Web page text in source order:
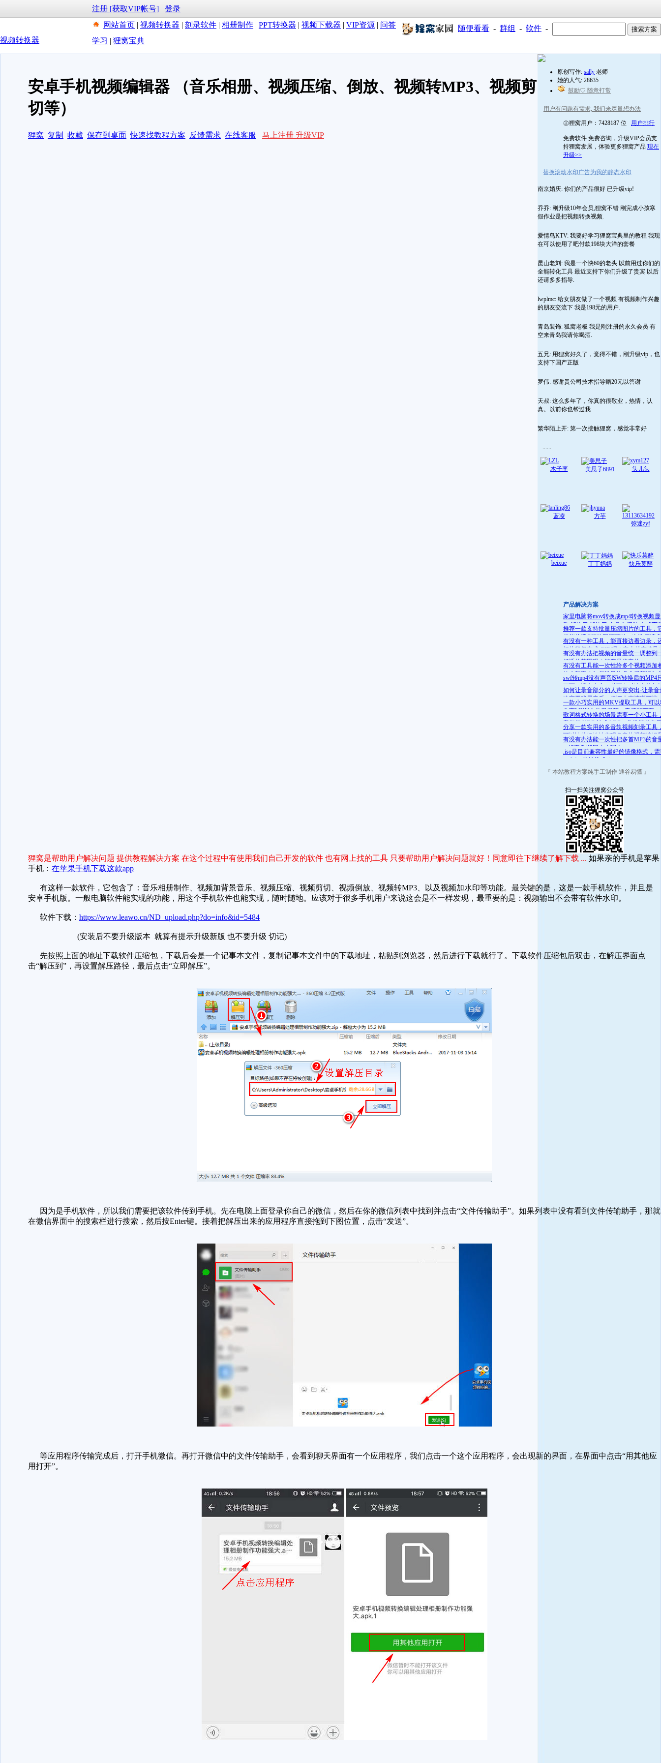
注册 [获取VIP帐号]
登录
网站首页 | 视频转换器 | 刻录软件 | 相册制作 | PPT转换器 | 视频下载器 | VIP资源 | 问答
学习 | 狸窝宝典
随便看看 - 群组 - 软件 -
视频转换器
原创写作: sally 老师
她的人气: 28635
鼓励♡ 随意打赏
用户有问题有需求, 我们来尽量想办法
㊣狸窝用户：7428187 位 用户排行
免费软件 免费咨询，升级VIP会员支
持狸窝发展，体验更多狸窝产品 现在
升级>>
替换滚动水印广告为我的静态水印
南京婚庆: 你们的产品很好 已升级vip!
乔乔: 刚升级10年会员,狸窝不错 刚完成小孩寒
假作业是把视频转换视频.
爱情鸟KTV: 我要好学习狸窝宝典里的教程 我现
在可以使用了吧付款198块大洋的套餐
昆山老刘: 我是一个快60的老头 以前用过你们的
全能转化工具 最近支持下你们升级了贵宾 以后
还请多多指导.
lwplmc: 给女朋友做了一个视频 有视频制作兴趣
的朋友交流下 我是198元的用户.
青岛装饰: 狐窝老板 我是刚注册的永久会员 有
空来青岛我请你喝酒.
五兄: 用狸窝好久了，觉得不错，刚升级vip，也
支持下国产正版
罗伟: 感谢贵公司技术指导赠20元以答谢
天叔: 这么多年了，你真的很敬业，热情，认
真。以前你也帮过我
繁华陌上开: 第一次接触狸窝，感觉非常好
......
木子李 美思子6891 头儿头
蓝凌
方芋
弥迷zyf
beixue 丁丁妈妈 快乐莫醉
产品解决方案
家里电脑将mov转换成mp4转换视频
败 解决了:解决了 文件名问题 去掉下
就可
推荐一款支持批量压缩图片的工具，
仅能处理GIF动图还可以一次性压缩
件
有没有一种工具，能直接边看边录，
把片段保存成 GIF 呢？它支持直接导
GIF 格式，
有没有办法把视频的音量统一调整到
舒适的范围呢？答案是肯定的
有没有工具能一次性给多个视频添加
的水印呢？如何批量给多个视频添加
的水印
swf转mp4没有声音|SW转换后的MP4
画面，没有声音，甚至有时连文件都
开
如何让录音部分的人声更突出-让录音
略高于背景音乐，保证人声清晰可辨
一款小巧实用的MKV提取工具，可
分离MKV文件里视频、音频和字幕
歌词格式转换的场景需要一个小工具
我们把 KRC 转成 LRC，非常简单实
分享一款实用的多音轨视频刻录工具
可以比较轻松地实现多音轨视频编辑
录
有没有办法能一次性把多首MP3的音
一调整到相同大小呢？
.iso是目前兼容性最好的镜像格式，
.mds/.mdf 转换成 .iso
『 本站教程方案纯手工制作 通谷易懂 』
扫一扫关注狸窝公众号
安卓手机视频编辑器 （音乐相册、视频压缩、倒放、视频转MP3、视频剪
切等）
狸窝 复制 收藏 保存到桌面 快速找教程方案 反馈需求 在线客服 马上注册 升级VIP
狸窝是帮助用户解决问题 提供教程解决方案 在这个过程中有使用我们自己开发的软件 也有网上找的工具 只要帮助用户解决问题就好！同意即往下继续了解下载 ... 如果亲的手机是苹果
手机： 在苹果手机下载这款app
有这样一款软件，它包含了：音乐相册制作、视频加背景音乐、视频压缩、视频剪切、视频倒放、视频转MP3、以及视频加水印等功能。最关键的是，这是一款手机软件，并且是
安卓手机版。一般电脑软件能实现的功能，用这个手机软件也能实现，随时随地。应该对于很多手机用户来说这会是不一样发现，最重要的是：视频输出不会带有软件水印。
软件下载： https://www.leawo.cn/ND_upload.php?do=info&id=5484
(安装后不要升级版本 就算有提示升级新版 也不要升级 切记)
先按照上面的地址下载软件压缩包，下载后会是一个记事本文件，复制记事本文件中的下载地址，粘贴到浏览器，然后进行下载就行了。下载软件压缩包后双击，在解压界面点
击“解压到”，再设置解压路径，最后点击“立即解压”。
因为是手机软件，所以我们需要把该软件传到手机。先在电脑上面登录你自己的微信，然后在你的微信列表中找到并点击“文件传输助手”。如果列表中没有看到文件传输助手，那就
在微信界面中的搜索栏进行搜索，然后按Enter键。接着把解压出来的应用程序直接拖到下图位置，点击“发送”。
等应用程序传输完成后，打开手机微信。再打开微信中的文件传输助手，会看到聊天界面有一个应用程序，我们点击一个这个应用程序，会出现新的界面，在界面中点击“用其他应
用打开”。